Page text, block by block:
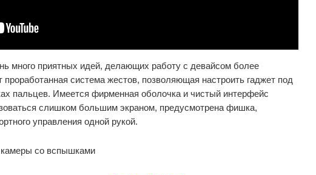
много приятных идей, делающих работу с девайсом более
проработанная система жестов, позволяющая настроить гаджет под
пальцев. Имеется фирменная оболочка и чистый интерфейс
слишком большим экраном, предусмотрена фишка,
управления одной рукой.